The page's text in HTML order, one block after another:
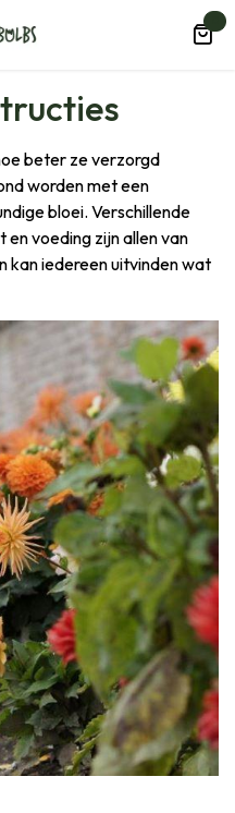
beter ze verzorgd
worden met een
bloei. Verschillende
voeding zijn allen van
kan iedereen uitvinden wat